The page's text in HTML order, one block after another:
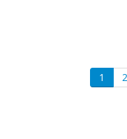
1 2